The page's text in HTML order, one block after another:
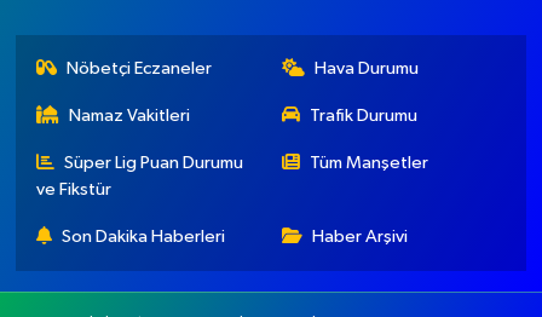
Nöbetçi Eczaneler Hava Durumu
Namaz Vakitleri Trafik Durumu
Süper Lig Puan Durumu
ve Fikstür
Tüm Manşetler
Son Dakika Haberleri Haber Arşivi